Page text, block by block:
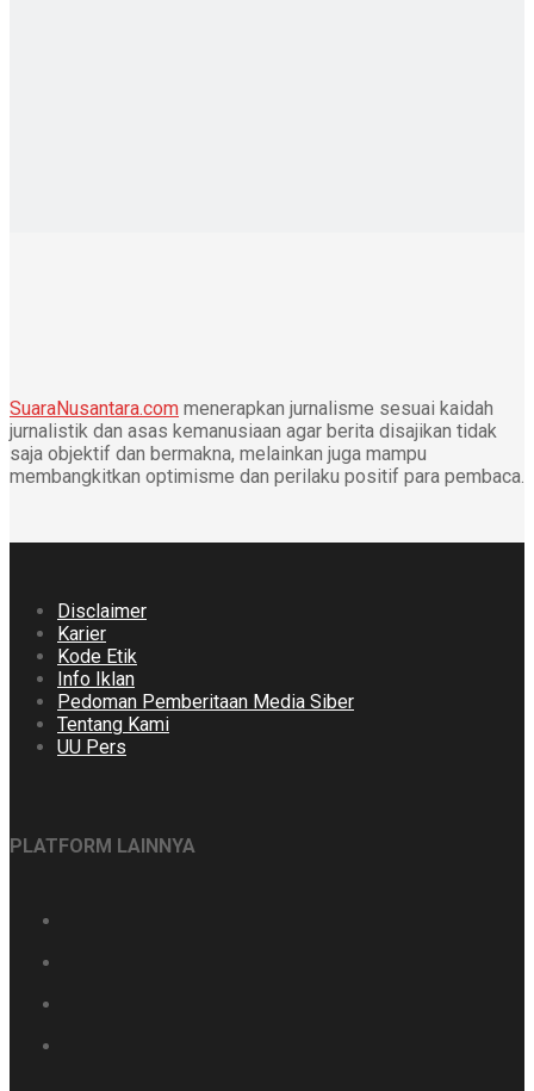
SuaraNusantara.com menerapkan jurnalisme sesuai kaidah
jurnalistik dan asas kemanusiaan agar berita disajikan tidak
saja objektif dan bermakna, melainkan juga mampu
membangkitkan optimisme dan perilaku positif para pembaca.
Disclaimer
Karier
Kode Etik
Info Iklan
Pedoman Pemberitaan Media Siber
Tentang Kami
UU Pers
PLATFORM LAINNYA